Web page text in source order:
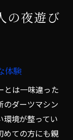
と基本ルー
い基本ルー
ためのヒン
の戦略
の夜遊び
体験
とは一味違った
のダーツマシン
環境が整ってい
めての方にも親